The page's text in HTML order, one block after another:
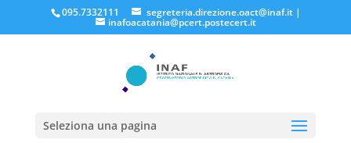
095.7332111 segreteria.direzione.oact@inaf.it|
inafoacatania@pcert.postecert.it
Seleziona una pagina